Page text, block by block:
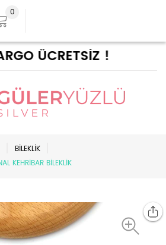
ÜCRETSİZ !
0
BİLEKLİK
KEHRİBAR BİLEKLİK